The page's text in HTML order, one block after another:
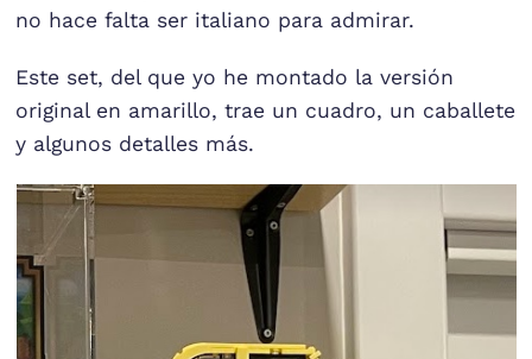
no hace falta ser italiano para admirar.
Este set, del que yo he montado la versión
original en amarillo, trae un cuadro, un caballete
y algunos detalles más.